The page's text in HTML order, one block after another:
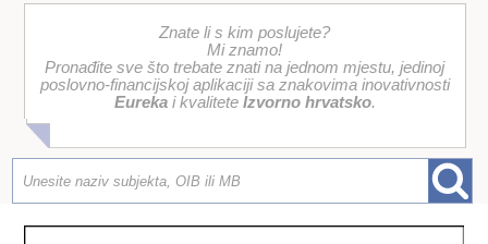
Znate li s kim poslujete?
Mi znamo!
Pronađite sve što trebate znati na jednom mjestu, jedinoj
poslovno-financijskoj aplikaciji sa znakovima inovativnosti
Eurekai kvalitete Izvorno hrvatsko.